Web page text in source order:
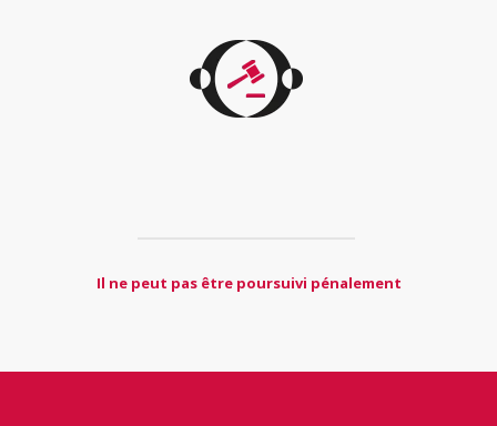
Il ne peut pas être poursuivi pénalement